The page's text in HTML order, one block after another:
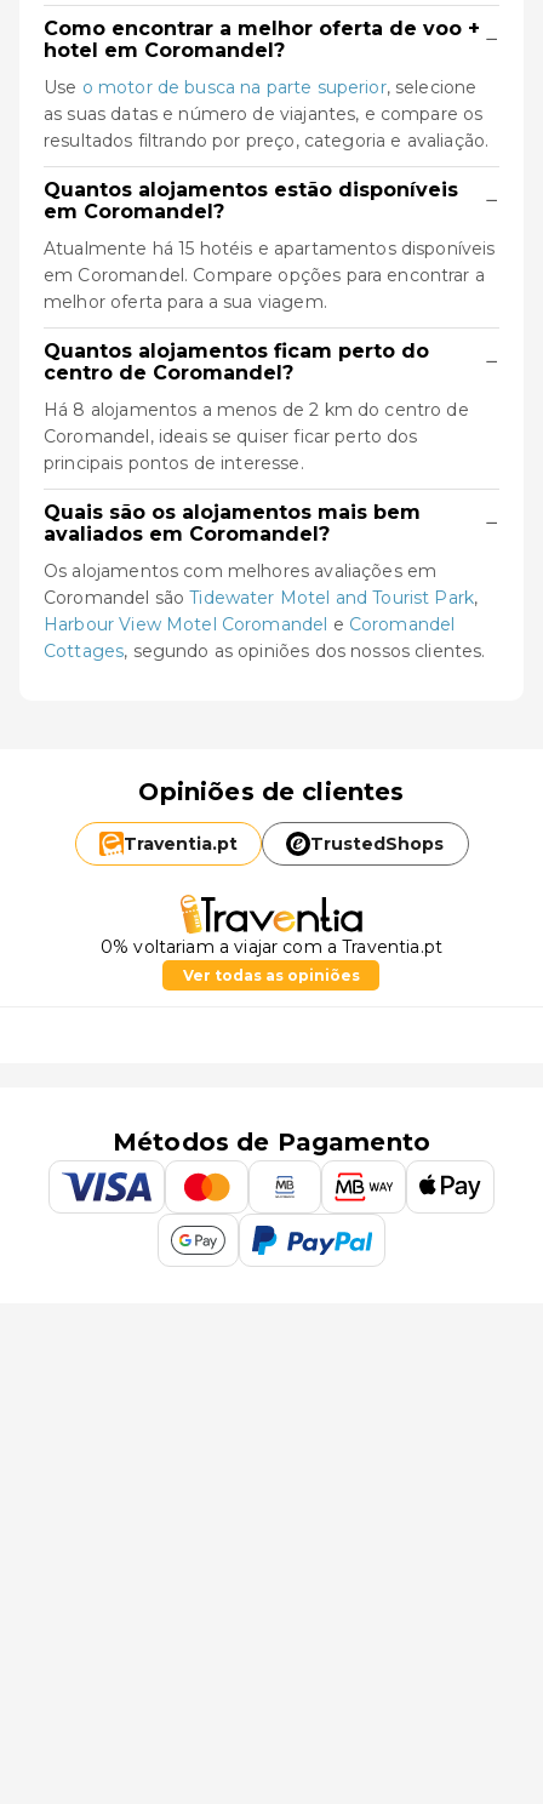
Como encontrar a melhor oferta de voo +
hotel em Coromandel?
−
Use o motor de busca na parte superior, selecione
as suas datas e número de viajantes, e compare os
resultados filtrando por preço, categoria e avaliação.
Quantos alojamentos estão disponíveis
em Coromandel?
−
Atualmente há 15 hotéis e apartamentos disponíveis
em Coromandel. Compare opções para encontrar a
melhor oferta para a sua viagem.
Quantos alojamentos ficam perto do
centro de Coromandel?
−
Há 8 alojamentos a menos de 2 km do centro de
Coromandel, ideais se quiser ficar perto dos
principais pontos de interesse.
Quais são os alojamentos mais bem
avaliados em Coromandel?
−
Os alojamentos com melhores avaliações em
Coromandel sãoTidewater Motel and Tourist Park,
Harbour View Motel Coromandel e Coromandel
Cottages, segundo as opiniões dos nossos clientes.
Opiniões de clientes
Traventia.pt TrustedShops
0% voltariam a viajar com a Traventia.pt
Ver todas as opiniões
Métodos de Pagamento